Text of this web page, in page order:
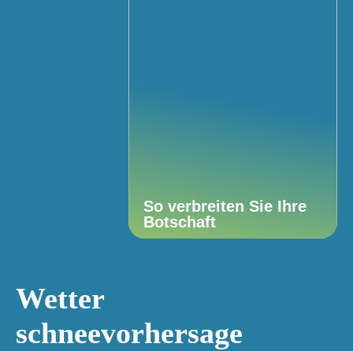
So verbreiten Sie Ihre
Botschaft
Wetter
schneevorhersage